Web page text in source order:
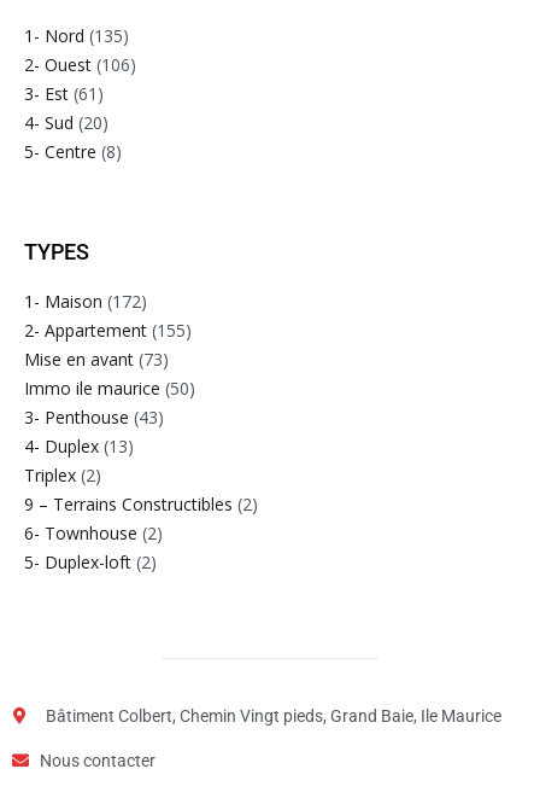
1- Nord (135)
2- Ouest (106)
3- Est (61)
4- Sud (20)
5- Centre (8)
TYPES
1- Maison (172)
2- Appartement (155)
Mise en avant (73)
Immo ile maurice (50)
3- Penthouse (43)
4- Duplex (13)
Triplex (2)
9 – Terrains Constructibles (2)
6- Townhouse (2)
5- Duplex-loft (2)
Bâtiment Colbert, Chemin Vingt pieds, Grand Baie, Ile Maurice
Nous contacter